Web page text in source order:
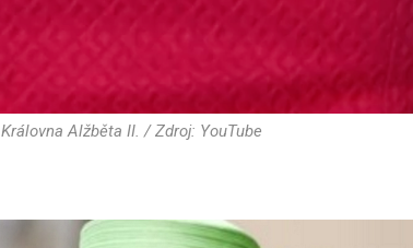
Královna Alžběta II. / Zdroj: YouTube